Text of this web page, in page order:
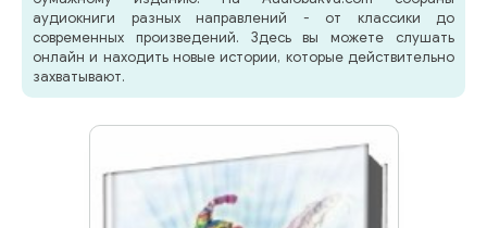
аудиокниги разных направлений - от классики до
современных произведений. Здесь вы можете слушать
онлайн и находить новые истории, которые действительно
захватывают.